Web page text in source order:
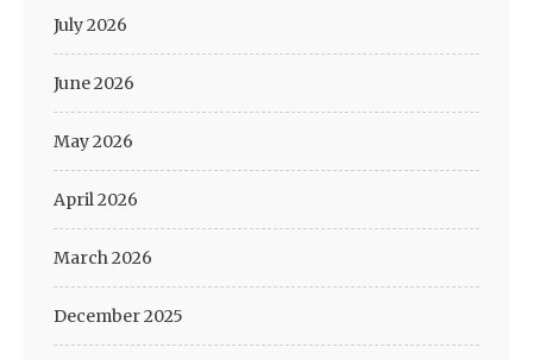
July 2026
June 2026
May 2026
April 2026
March 2026
December 2025